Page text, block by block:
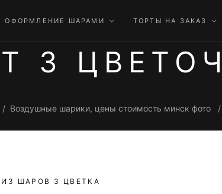
ОФОРМЛЕНИЕ ШАРАМИ ТОРТЫ НА ЗАКАЗ
3
Воздушные шарики, цены стоимость минск фото
ИЗ ШАРОВ 3 ЦВЕТКА